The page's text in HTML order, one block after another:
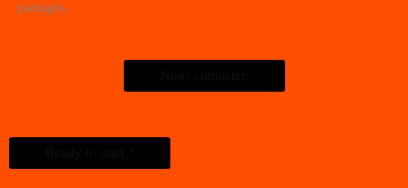
partagés.